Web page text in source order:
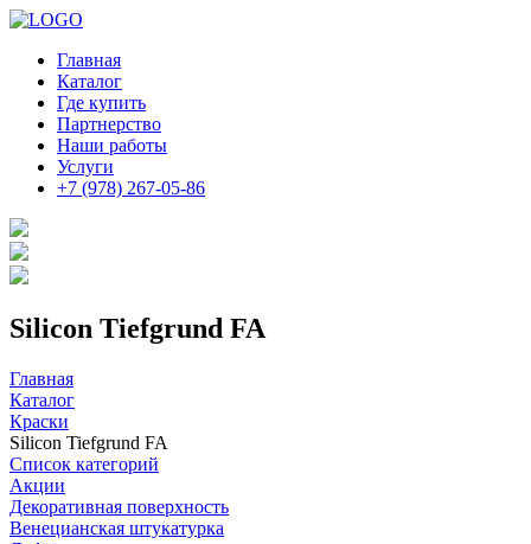
Главная
Каталог
Где купить
Партнерство
Наши работы
Услуги
+7 (978) 267-05-86
Silicon Tiefgrund FA
Главная
Каталог
Краски
Silicon Tiefgrund FA
Список категорий
Акции
Декоративная поверхность
Венецианская штукатурка